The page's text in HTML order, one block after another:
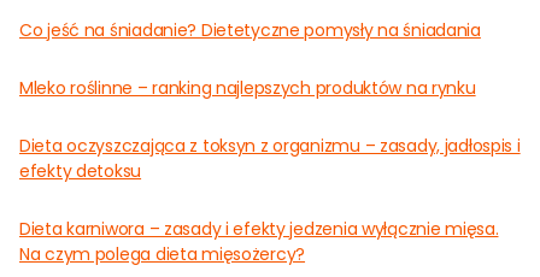
Co jeść na śniadanie? Dietetyczne pomysły na śniadania
Mleko roślinne – ranking najlepszych produktów na rynku
Dieta oczyszczająca z toksyn z organizmu – zasady, jadłospis i
efekty detoksu
Dieta karniwora – zasady i efekty jedzenia wyłącznie mięsa.
Na czym polega dieta mięsożercy?